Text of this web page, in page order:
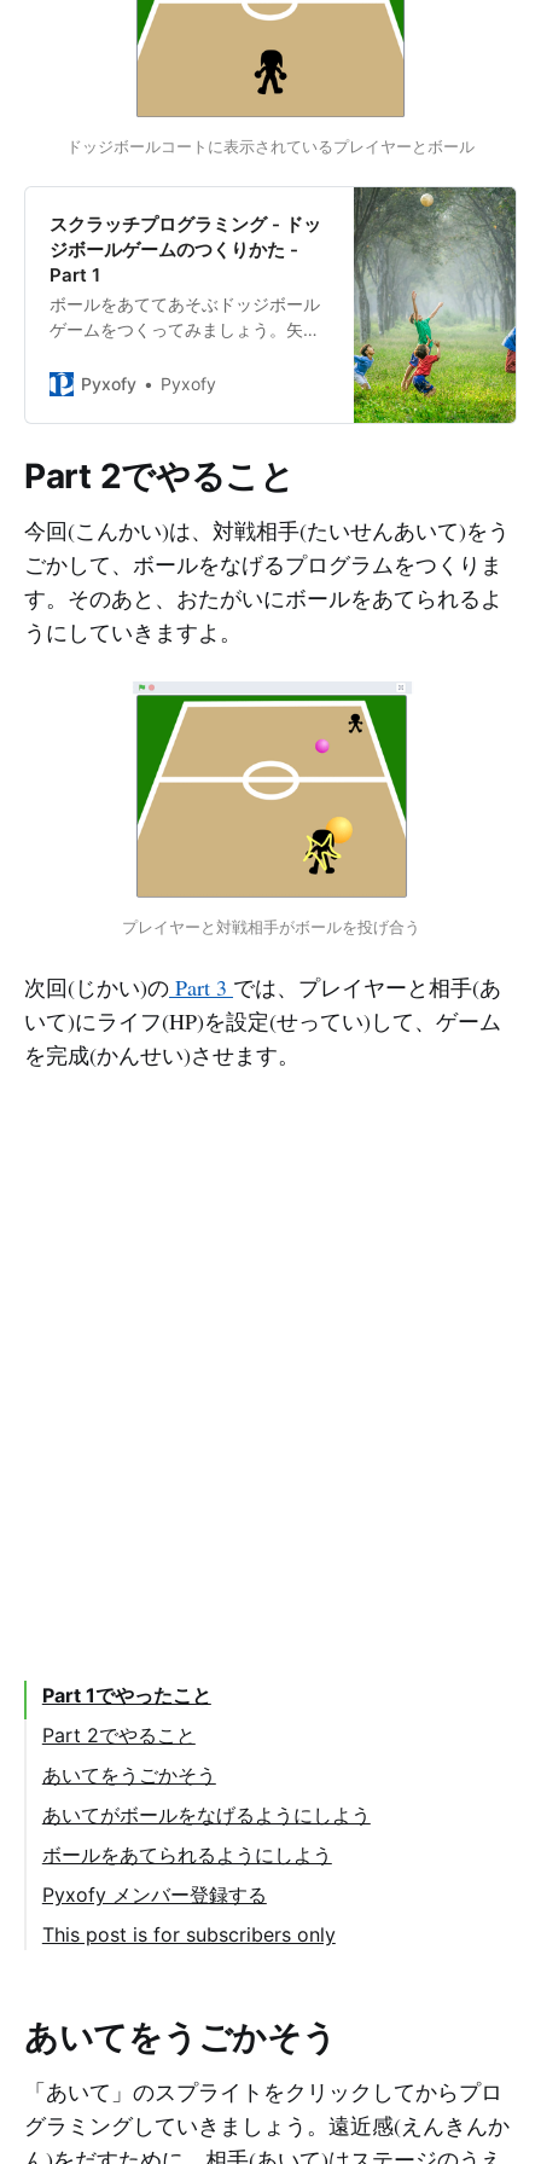
ドッジボールコートに表示されているプレイヤーとボール
スクラッチプログラミング - ドッ
ジボールゲームのつくりかた -
Part 1
ボールをあててあそぶドッジボール
ゲームをつくってみましょう。矢印
(そうさ)して左右(さゆう)にうごかし
ールをなげるプログラムをつくりま
Pyxofy Pyxofy
Part 2でやること
今回(こんかい)は、対戦相手(たいせんあいて)をう
ごかして、ボールをなげるプログラムをつくりま
す。そのあと、おたがいにボールをあてられるよ
うにしていきますよ。
プレイヤーと対戦相手がボールを投げ合う
次回(じかい)の Part 3 では、プレイヤーと相手(あ
いて)にライフ(HP)を設定(せってい)して、ゲーム
を完成(かんせい)させます。
Part 1でやったこと
Part 2でやること
あいてをうごかそう
あいてがボールをなげるようにしよう
「あいてのボール」をプログラミングしよう
ボールをあてられるようにしよう
コスチュームをえがこう
Pyxofy メンバー登録する
This post is for subscribers only
あいてをうごかそう
「あいて」のスプライトをクリックしてからプロ
グラミングしていきましょう。遠近感(えんきんか